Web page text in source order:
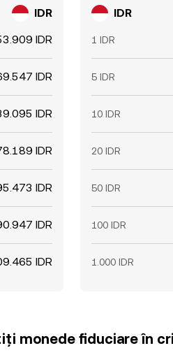
IDR
IDR
IDR
IDR
IDR
IDR
IDR
IDR
IDR
1 IDR
5 IDR
10 IDR
20 IDR
50 IDR
100 IDR
1.000 IDR
monede fiduciare în